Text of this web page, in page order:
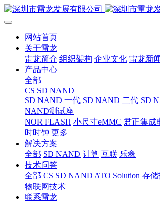
网站首页
关于雷龙
雷龙简介 组织架构 企业文化 雷龙新
产品中心
全部
CS SD NAND
SD NAND 一代 SD NAND 二代 SD
NAND测试座
NOR FLASH 小尺寸eMMC 君正集成
时时钟 更多
解决方案
全部 SD NAND 计算 互联 乐鑫
技术问答
全部 CS SD NAND ATO Solution 存
物联网技术
联系雷龙